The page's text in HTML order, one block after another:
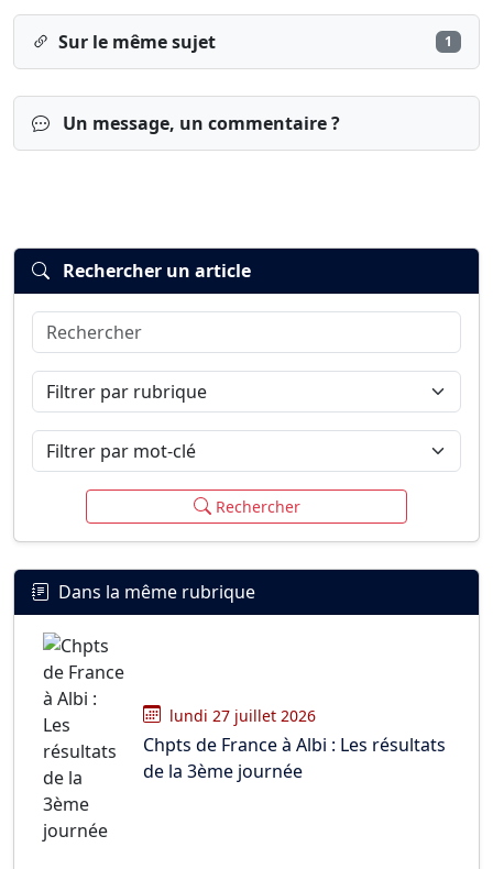
Sur le même sujet 1
Un message, un commentaire ?
Connexion
Rechercher un article
Rechercher
Filtrer par rubrique
Filtrer par mot-clé
Rechercher
Dans la même rubrique
lundi 27 juillet 2026
Chpts de France à Albi : Les résultats
de la 3ème journée